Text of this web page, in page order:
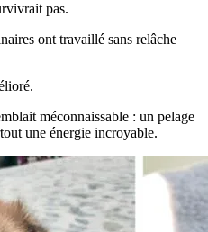
pas.
ont travaillé sans relâche
méconnaissable : un pelage
une énergie incroyable.